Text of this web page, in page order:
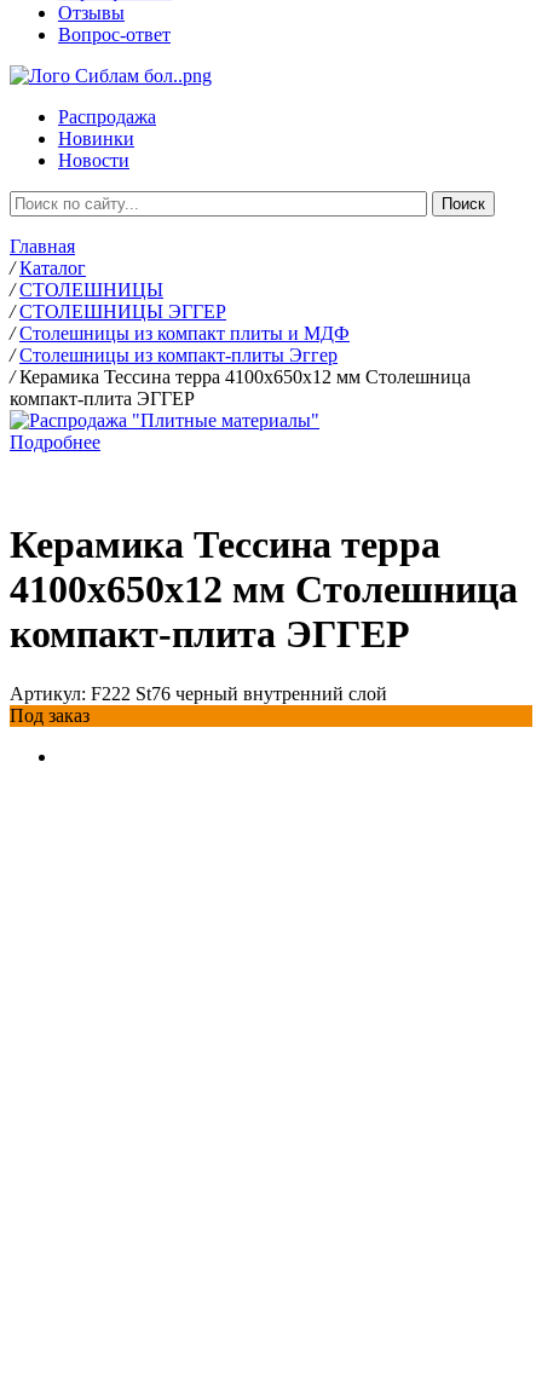
Отзывы
Вопрос-ответ
Распродажа
Новинки
Новости
Главная
/ Каталог
/ СТОЛЕШНИЦЫ
/ СТОЛЕШНИЦЫ ЭГГЕР
/ Столешницы из компакт плиты и МДФ
/ Столешницы из компакт-плиты Эггер
/ Керамика Тессина терра 4100х650х12 мм Столешница
компакт-плита ЭГГЕР
Подробнее
Керамика Тессина терра
4100х650х12 мм Столешница
компакт-плита ЭГГЕР
Артикул: F222 St76 черный внутренний слой
Под заказ